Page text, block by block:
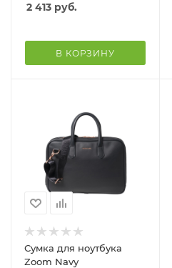
2 413 руб.
В КОРЗИНУ
Сумка для ноутбука
Zoom Navy